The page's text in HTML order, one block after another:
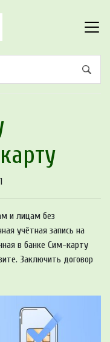
и лицам без
учётная запись на
в банке Сим-карту
Заключить договор